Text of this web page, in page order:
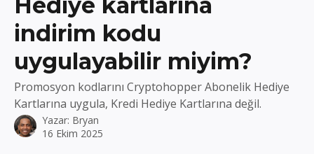
indirim kodu
uygulayabilir miyim?
Promosyon kodlarını Cryptohopper Abonelik Hediye
Kartlarına uygula, Kredi Hediye Kartlarına değil.
Yazar: Bryan
16 Ekim 2025